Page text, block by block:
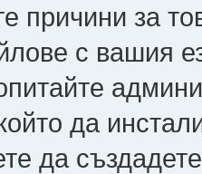
причини за
с вашия
да
да